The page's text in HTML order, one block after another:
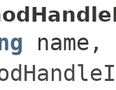
name,